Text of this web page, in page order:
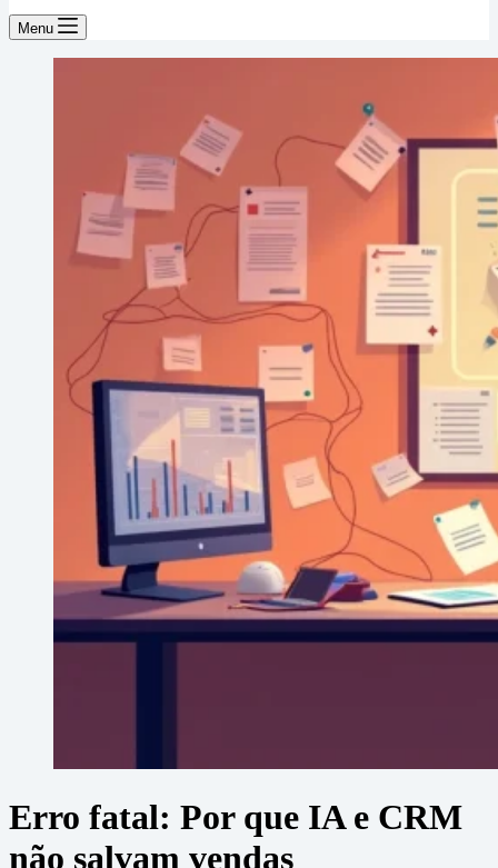
Menu
Erro fatal: Por que IA e CRM
não salvam vendas